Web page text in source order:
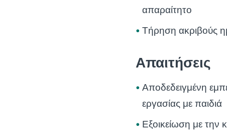
απαραίτητο
Τήρηση ακριβούς
Απαιτήσεις
Αποδεδειγμένη
εργασίας με παιδιά
Εξοικείωση με την